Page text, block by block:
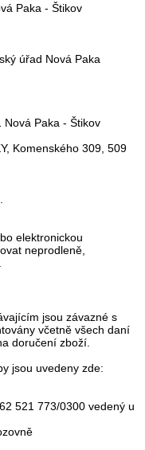
Paka - Štikov
úřad Nová Paka
Nová Paka - Štikov
Komenského 309, 509
elektronickou
neprodleně,
jsou závazné s
včetně všech daní
doručení zboží.
jsou uvedeny zde:
521 773/0300 vedený u